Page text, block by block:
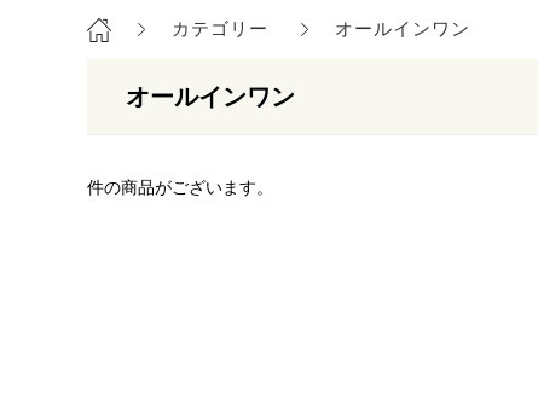
カテゴリー オールインワン
オールインワン
件の商品がございます。